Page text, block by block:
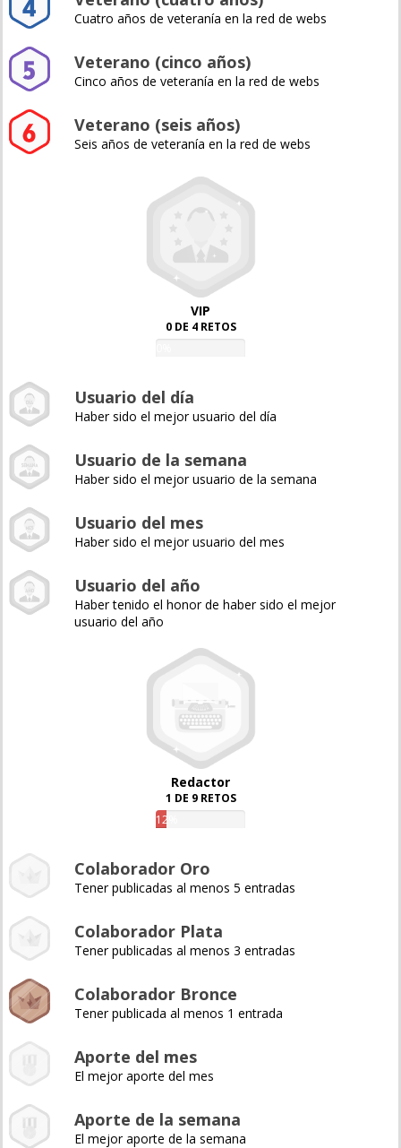
Cuatro años de veteranía en la red de webs
Veterano (cinco años)
Cinco años de veteranía en la red de webs
Veterano (seis años)
Seis años de veteranía en la red de webs
VIP
0 DE 4 RETOS
Usuario del día
Haber sido el mejor usuario del día
Usuario de la semana
Haber sido el mejor usuario de la semana
Usuario del mes
Haber sido el mejor usuario del mes
Usuario del año
Haber tenido el honor de haber sido el mejor
usuario del año
Redactor
1 DE 9 RETOS
12%
Colaborador Oro
Tener publicadas al menos 5 entradas
Colaborador Plata
Tener publicadas al menos 3 entradas
Colaborador Bronce
Tener publicada al menos 1 entrada
Aporte del mes
El mejor aporte del mes
Aporte de la semana
El mejor aporte de la semana